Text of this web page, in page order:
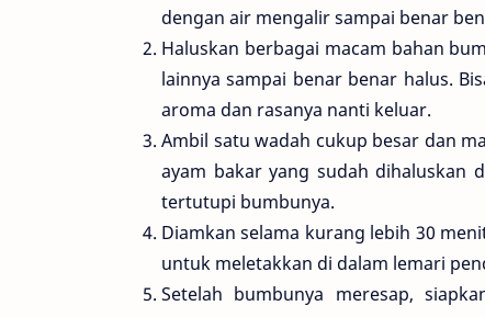
dengan air mengalir sampai benar
Haluskan berbagai macam bahan
lainnya sampai benar benar halus.
aroma dan rasanya nanti keluar.
Ambil satu wadah cukup besar dan
ayam bakar yang sudah dihaluskan
tertutupi bumbunya.
Diamkan selama kurang lebih 30
untuk meletakkan di dalam lemari
Setelah bumbunya meresap,